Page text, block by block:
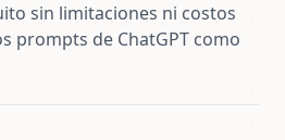
sin limitaciones ni costos
prompts de ChatGPT como